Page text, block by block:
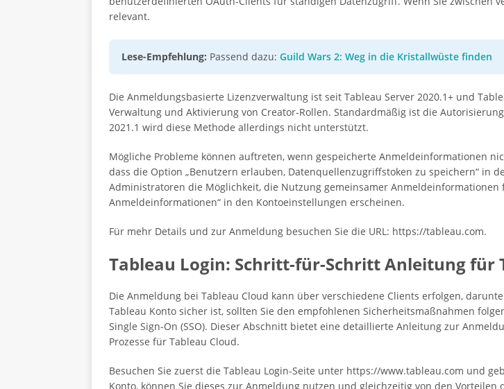
relevant.
Lese-Empfehlung: Passend dazu: Guild Wars 2: Weg in die Kristallwüste finden
Die Anmeldungsbasierte Lizenzverwaltung ist seit Tableau Server 2020.1+ und
Verwaltung und Aktivierung von Creator-Rollen. Standardmäßig ist die
2021.1 wird diese Methode allerdings nicht unterstützt.
Mögliche Probleme können auftreten, wenn gespeicherte Anmeldeinformationen
dass die Option „Benutzern erlauben, Datenquellenzugriffstoken zu speichern“ in
Administratoren die Möglichkeit, die Nutzung gemeinsamer
Anmeldeinformationen“ in den Kontoeinstellungen erscheinen.
Für mehr Details und zur Anmeldung besuchen Sie die URL: https://tableau.com.
Tableau Login: Schritt-für-Schritt Anleitung für
Die Anmeldung bei Tableau Cloud kann über verschiedene Clients erfolgen,
Tableau Konto sicher ist, sollten Sie den empfohlenen Sicherheitsmaßnahmen
Single Sign-On (SSO). Dieser Abschnitt bietet eine detaillierte Anleitung zur
Prozesse für Tableau Cloud.
Besuchen Sie zuerst die Tableau Login-Seite unter https://www.tableau.com und
Konto, können Sie dieses zur Anmeldung nutzen und gleichzeitig von den